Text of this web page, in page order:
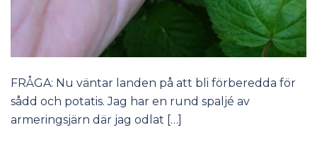
FRÅGA: Nu väntar landen på att bli förberedda för
sådd och potatis. Jag har en rund spaljé av
armeringsjärn där jag odlat […]